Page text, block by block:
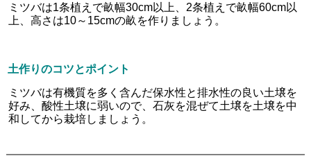
ミツバは1条植えで畝幅30cm以上、2条植えで畝幅60cm以
上、高さは10～15cmの畝を作りましょう。
土作りのコツとポイント
ミツバは有機質を多く含んだ保水性と排水性の良い土壌を
好み、酸性土壌に弱いので、石灰を混ぜて土壌を土壌を中
和してから栽培しましょう。